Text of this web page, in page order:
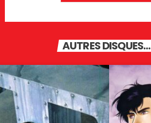
AUTRES DISQUES...